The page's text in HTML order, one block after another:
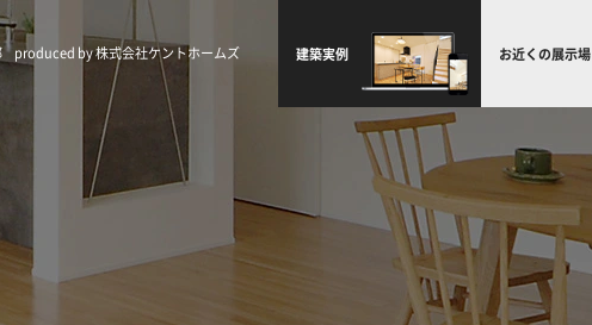
produced by 株式会社ケントホームズ 建築実例 お近くの展示場